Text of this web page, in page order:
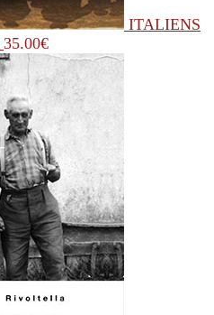
ITALIENS
35.00€